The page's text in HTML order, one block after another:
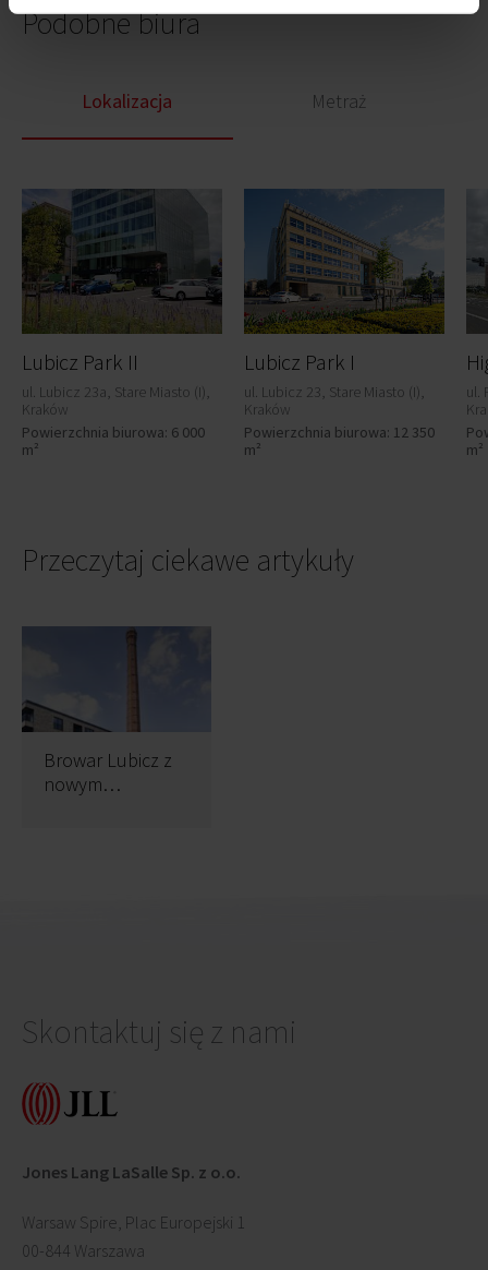
Podobne biura
Lokalizacja Metraż
Lubicz Park II
ul. Lubicz 23a, Stare Miasto (I),
Kraków
Powierzchnia biurowa: 6 000
m²
Lubicz Park I
ul. Lubicz 23, Stare Miasto (I),
Kraków
Powierzchnia biurowa: 12 350
m²
ul.
m²
Przeczytaj ciekawe artykuły
Browar Lubicz z
nowym
Skontaktuj się z nami
Jones Lang LaSalle Sp. z o.o.
Warsaw Spire, Plac Europejski 1
00-844 Warszawa